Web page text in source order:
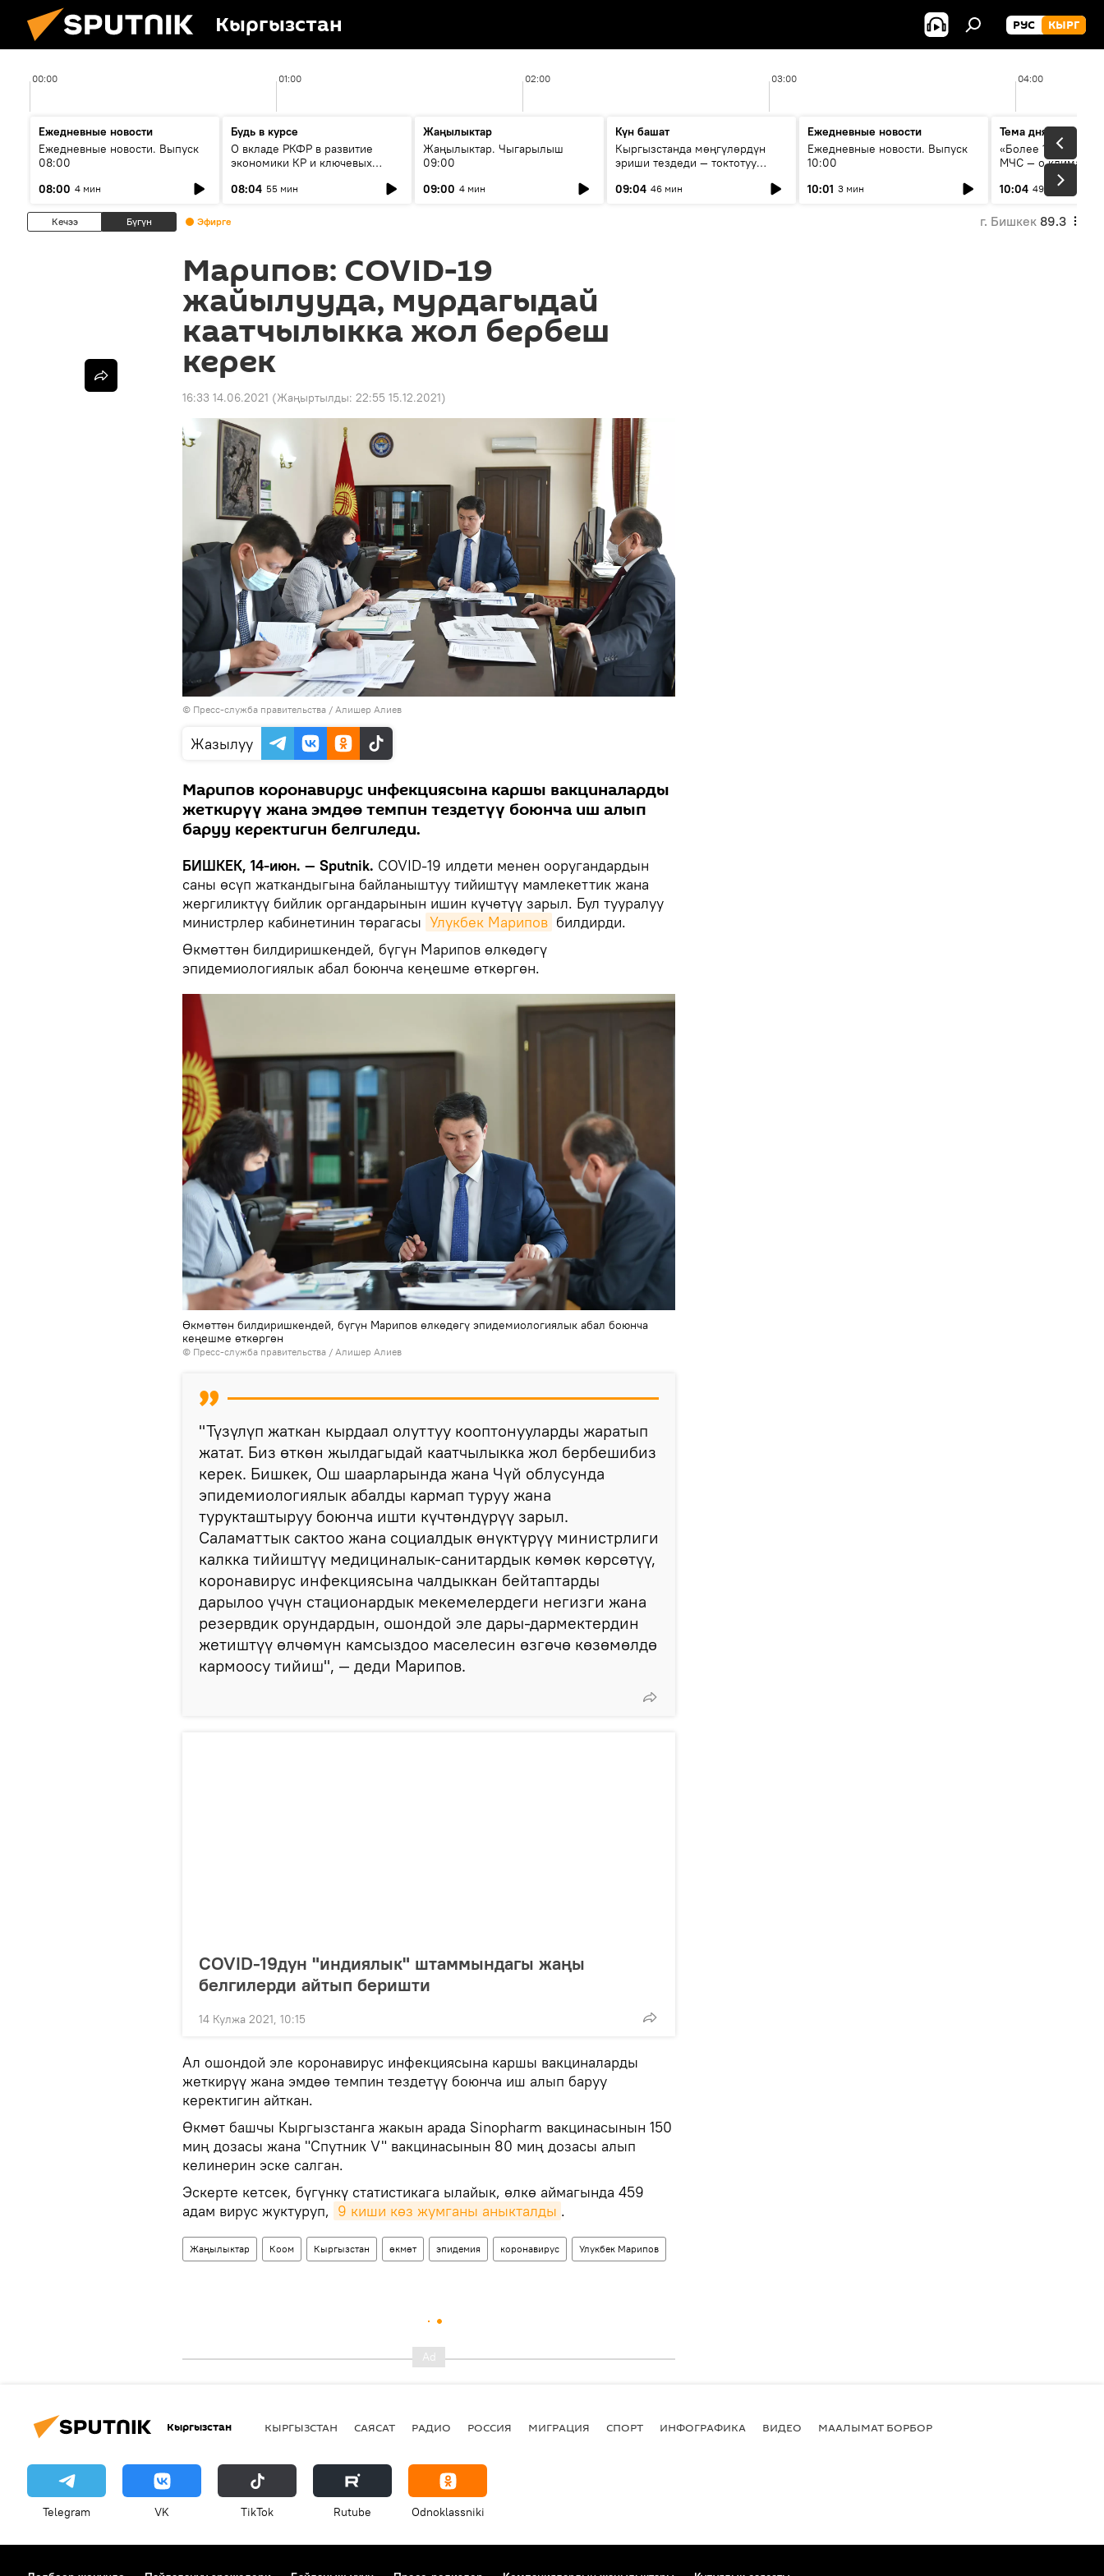
Кыргызстан РУС КЫРГ
00:00 01:00 02:00 03:00 04:00
Ежедневные новости
Ежедневные новости. Выпуск
08:00
08:00 4 мин
Будь в курсе
О вкладе РКФР в развитие
экономики КР и ключевых
08:04 55 мин
Жаңылыктар
Жаңылыктар. Чыгарылыш
09:00
09:00 4 мин
Күн башат
Кыргызстанда мөңгүлөрдүн
эриши тездеди — токтотуу
09:04 46 мин
Ежедневные новости
Ежедневные новости. Выпуск
10:00
10:01 3 мин
Тема дня
«Более 1200 сёл в
МЧС — о климате,
системе
населения
10:04 49 мин
Кечээ Бүгүн Эфирге г. Бишкек 89.3
Марипов: COVID-19
жайылууда, мурдагыдай
каатчылыкка жол бербеш
керек
16:33 14.06.2021 (Жаңыртылды: 22:55 15.12.2021)
© Пресс-служба правительства / Алишер Алиев
Жазылуу
Марипов коронавирус инфекциясына каршы вакциналарды
жеткирүү жана эмдөө темпин тездетүү боюнча иш алып
баруу керектигин белгиледи.
БИШКЕК, 14-июн. — Sputnik. COVID-19 илдети менен ооругандардын
саны өсүп жаткандыгына байланыштуу тийиштүү мамлекеттик жана
жергиликтүү бийлик органдарынын ишин күчөтүү зарыл. Бул тууралуу
министрлер кабинетинин төрагасы Улукбек Марипов билдирди.
Өкмөттөн билдиришкендей, бүгүн Марипов өлкөдөгү
эпидемиологиялык абал боюнча кеңешме өткөргөн.
Өкмөттөн билдиришкендей, бүгүн Марипов өлкөдөгү эпидемиологиялык абал боюнча
кеңешме өткөргөн
© Пресс-служба правительства / Алишер Алиев
"Түзүлүп жаткан кырдаал олуттуу кооптонууларды жаратып
жатат. Биз өткөн жылдагыдай каатчылыкка жол бербешибиз
керек. Бишкек, Ош шаарларында жана Чүй облусунда
эпидемиологиялык абалды кармап туруу жана
турукташтыруу боюнча ишти күчтөндүрүү зарыл.
Саламаттык сактоо жана социалдык өнүктүрүү министрлиги
калкка тийиштүү медициналык-санитардык көмөк көрсөтүү,
коронавирус инфекциясына чалдыккан бейтаптарды
дарылоо үчүн стационардык мекемелердеги негизги жана
резервдик орундардын, ошондой эле дары-дармектердин
жетиштүү өлчөмүн камсыздоо маселесин өзгөчө көзөмөлдө
кармоосу тийиш", — деди Марипов.
COVID-19дун "индиялык" штаммындагы жаңы
белгилерди айтып беришти
14 Кулжа 2021, 10:15
Ал ошондой эле коронавирус инфекциясына каршы вакциналарды
жеткирүү жана эмдөө темпин тездетүү боюнча иш алып баруу
керектигин айткан.
Өкмөт башчы Кыргызстанга жакын арада Sinopharm вакцинасынын 150
миң дозасы жана "Спутник V" вакцинасынын 80 миң дозасы алып
келинерин эске салган.
Эскерте кетсек, бүгүнкү статистикага ылайык, өлкө аймагында 459
адам вирус жуктуруп, 9 киши көз жумганы аныкталды .
Жаңылыктар Коом Кыргызстан өкмөт эпидемия коронавирус Улукбек Марипов
Кыргызстан КЫРГЫЗСТАН САЯСАТ РАДИО РОССИЯ МИГРАЦИЯ СПОРТ ИНФОГРАФИКА ВИДЕО МААЛЫМАТ БОРБОР
Telegram VK ТikТоk Rutube Odnoklassniki